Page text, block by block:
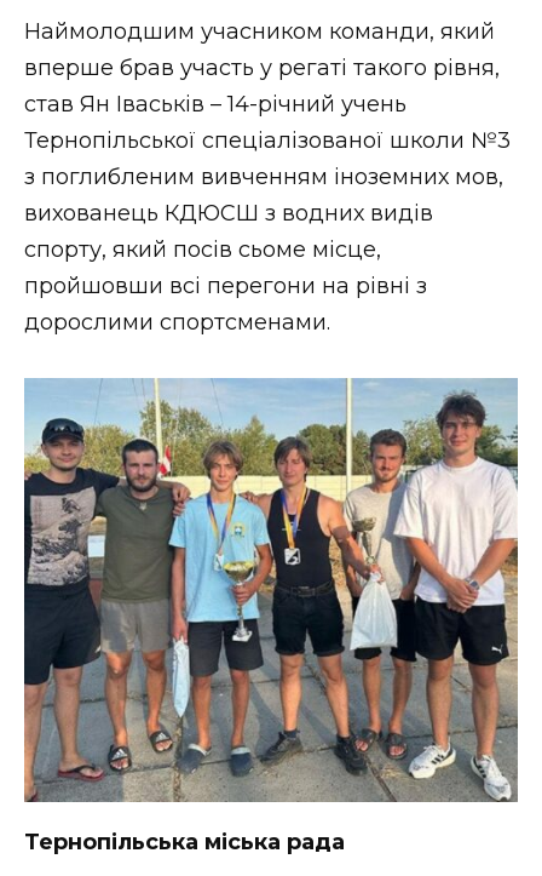
Наймолодшим учасником команди, який
вперше брав участь у регаті такого рівня,
став Ян Іваськів – 14-річний учень
Тернопільської спеціалізованої школи №3
з поглибленим вивченням іноземних мов,
вихованець КДЮСШ з водних видів
спорту, який посів сьоме місце,
пройшовши всі перегони на рівні з
дорослими спортсменами.
Тернопільська міська рада